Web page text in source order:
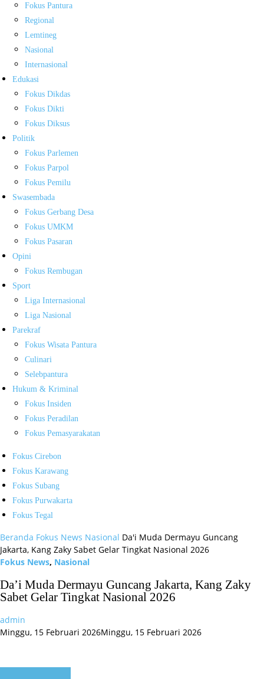
Fokus Pantura
Regional
Lemtineg
Nasional
Internasional
Edukasi
Fokus Dikdas
Fokus Dikti
Fokus Diksus
Politik
Fokus Parlemen
Fokus Parpol
Fokus Pemilu
Swasembada
Fokus Gerbang Desa
Fokus UMKM
Fokus Pasaran
Opini
Fokus Rembugan
Sport
Liga Internasional
Liga Nasional
Parekraf
Fokus Wisata Pantura
Culinari
Selebpantura
Hukum & Kriminal
Fokus Insiden
Fokus Peradilan
Fokus Pemasyarakatan
Fokus Cirebon
Fokus Karawang
Fokus Subang
Fokus Purwakarta
Fokus Tegal
Beranda Fokus News Nasional Da'i Muda Dermayu Guncang
Jakarta, Kang Zaky Sabet Gelar Tingkat Nasional 2026
Fokus News, Nasional
Da’i Muda Dermayu Guncang Jakarta, Kang Zaky
Sabet Gelar Tingkat Nasional 2026
admin
Minggu, 15 Februari 2026Minggu, 15 Februari 2026